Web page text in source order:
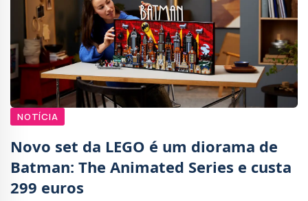
NOTÍCIA
Novo set da LEGO é um diorama de
Batman: The Animated Series e custa
299 euros